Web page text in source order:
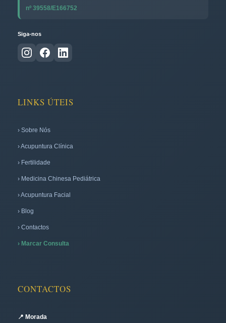
nº 39558/E166752
Siga-nos
LINKS ÚTEIS
› Sobre Nós
› Acupuntura Clínica
› Fertilidade
› Medicina Chinesa Pediátrica
› Acupuntura Facial
› Blog
› Contactos
› Marcar Consulta
CONTACTOS
📍 Morada